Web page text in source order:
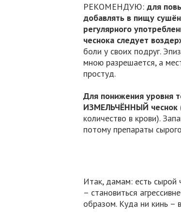
РЕКОМЕНДУЮ: для
добавлять в пищу
регулярного
чеснока следует
боли у своих подруг.
мною разрешается, а
простуд.
Для понижения уровня
ИЗМЕЛЬЧЁННЫЙ чеснок
количество в крови).
потому препараты
Итак, дамам: есть сырой
– становиться
образом. Куда ни кинь –